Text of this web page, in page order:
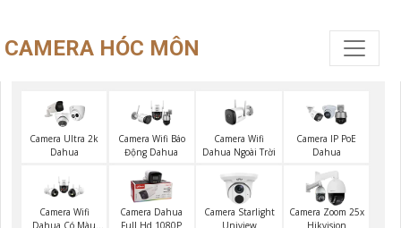
CAMERA HÓC MÔN
Camera Ultra 2k
Dahua
Camera Wifi Báo
Động Dahua
Camera Wifi
Dahua Ngoài Trời
Camera IP PoE
Dahua
Camera Wifi
Camera Dahua
Camera Starlight
Camera Zoom 25x